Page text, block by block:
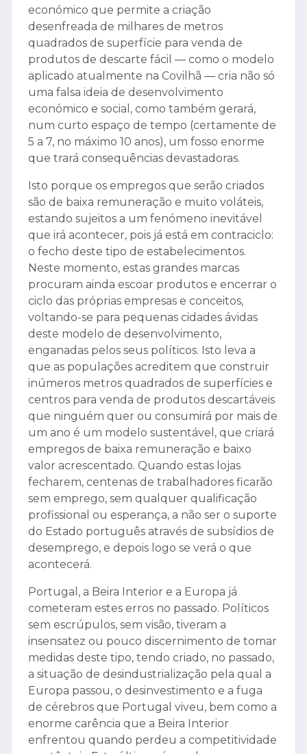
económico que permite a criação
desenfreada de milhares de metros
quadrados de superfície para venda de
produtos de descarte fácil — como o modelo
aplicado atualmente na Covilhã — cria não só
uma falsa ideia de desenvolvimento
económico e social, como também gerará,
num curto espaço de tempo (certamente de
5 a 7, no máximo 10 anos), um fosso enorme
que trará consequências devastadoras.
Isto porque os empregos que serão criados
são de baixa remuneração e muito voláteis,
estando sujeitos a um fenómeno inevitável
que irá acontecer, pois já está em contraciclo:
o fecho deste tipo de estabelecimentos.
Neste momento, estas grandes marcas
procuram ainda escoar produtos e encerrar o
ciclo das próprias empresas e conceitos,
voltando-se para pequenas cidades ávidas
deste modelo de desenvolvimento,
enganadas pelos seus políticos. Isto leva a
que as populações acreditem que construir
inúmeros metros quadrados de superfícies e
centros para venda de produtos descartáveis
que ninguém quer ou consumirá por mais de
um ano é um modelo sustentável, que criará
empregos de baixa remuneração e baixo
valor acrescentado. Quando estas lojas
fecharem, centenas de trabalhadores ficarão
sem emprego, sem qualquer qualificação
profissional ou esperança, a não ser o suporte
do Estado português através de subsídios de
desemprego, e depois logo se verá o que
acontecerá.
Portugal, a Beira Interior e a Europa já
cometeram estes erros no passado. Políticos
sem escrúpulos, sem visão, tiveram a
insensatez ou pouco discernimento de tomar
medidas deste tipo, tendo criado, no passado,
a situação de desindustrialização pela qual a
Europa passou, o desinvestimento e a fuga
de cérebros que Portugal viveu, bem como a
enorme carência que a Beira Interior
enfrentou quando perdeu a competitividade